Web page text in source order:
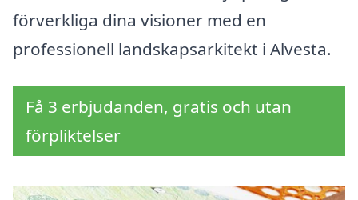
förverkliga dina visioner med en
professionell landskapsarkitekt i Alvesta.
Få 3 erbjudanden, gratis och utan
förpliktelser